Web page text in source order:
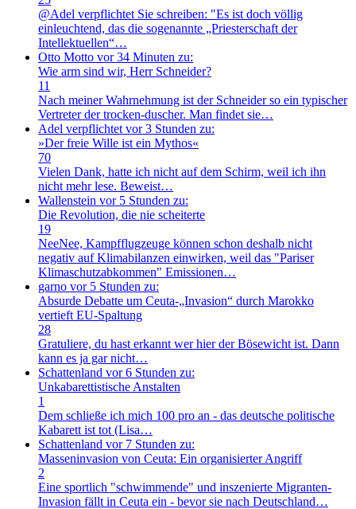
@Adel verpflichtet Sie schreiben: "Es ist doch völlig
einleuchtend, das die sogenannte „Priesterschaft der
Intellektuellen“…
Otto Motto vor 34 Minuten zu:
Wie arm sind wir, Herr Schneider?
11
Nach meiner Wahrnehmung ist der Schneider so ein typischer
Vertreter der trocken-duscher. Man findet sie…
Adel verpflichtet vor 3 Stunden zu:
»Der freie Wille ist ein Mythos«
70
Vielen Dank, hatte ich nicht auf dem Schirm, weil ich ihn
nicht mehr lese. Beweist…
Wallenstein vor 5 Stunden zu:
Die Revolution, die nie scheiterte
19
NeeNee, Kampfflugzeuge können schon deshalb nicht
negativ auf Klimabilanzen einwirken, weil das "Pariser
Klimaschutzabkommen" Emissionen…
garno vor 5 Stunden zu:
Absurde Debatte um Ceuta-„Invasion“ durch Marokko
vertieft EU-Spaltung
28
Gratuliere, du hast erkannt wer hier der Bösewicht ist. Dann
kann es ja gar nicht…
Schattenland vor 6 Stunden zu:
Unkabarettistische Anstalten
1
Dem schließe ich mich 100 pro an - das deutsche politische
Kabarett ist tot (Lisa…
Schattenland vor 7 Stunden zu:
Masseninvasion von Ceuta: Ein organisierter Angriff
2
Eine sportlich "schwimmende" und inszenierte Migranten-
Invasion fällt in Ceuta ein - bevor sie nach Deutschland…